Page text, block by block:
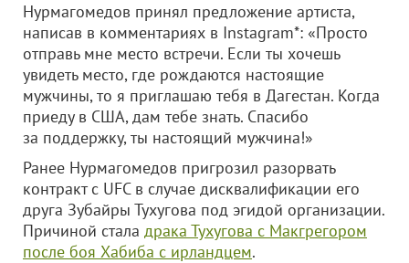
Нурмагомедов принял предложение артиста,
написав в комментариях в Instagram*: «Просто
отправь мне место встречи. Если ты хочешь
увидеть место, где рождаются настоящие
мужчины, то я приглашаю тебя в Дагестан. Когда
приеду в США, дам тебе знать. Спасибо
за поддержку, ты настоящий мужчина!»
Ранее Нурмагомедов пригрозил разорвать
контракт с UFC в случае дисквалификации его
друга Зубайры Тухугова под эгидой организации.
Причиной стала драка Тухугова с Макгрегором
после боя Хабиба с ирландцем.